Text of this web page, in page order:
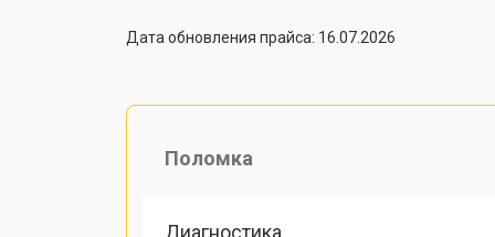
Дата обновления прайса: 16.07.2026
Поломка
Диагностика